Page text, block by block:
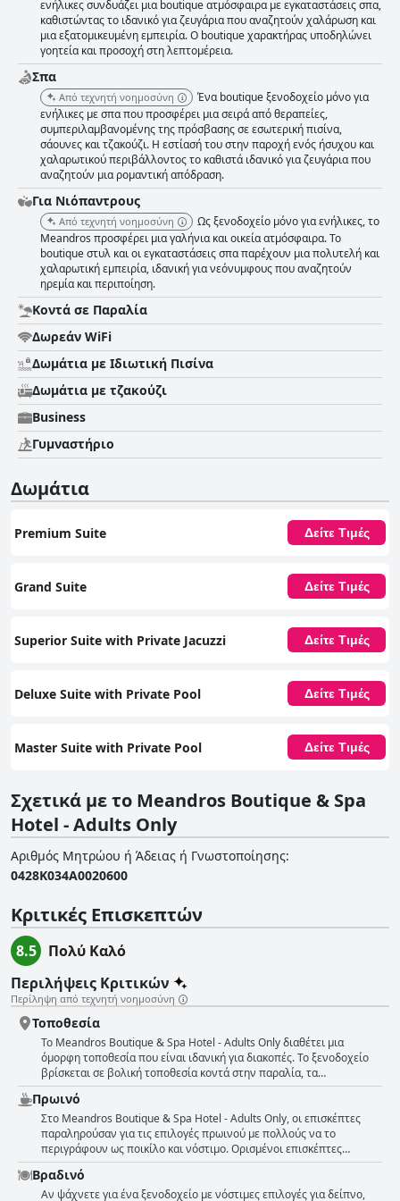
ενήλικες συνδυάζει μια boutique ατμόσφαιρα με εγκαταστάσεις σπα,
καθιστώντας το ιδανικό για ζευγάρια που αναζητούν χαλάρωση και
μια εξατομικευμένη εμπειρία. Ο boutique χαρακτήρας υποδηλώνει
γοητεία και προσοχή στη λεπτομέρεια.
Σπα
Από τεχνητή νοημοσύνη
Ένα boutique ξενοδοχείο μόνο για
ενήλικες με σπα που προσφέρει μια σειρά από θεραπείες,
συμπεριλαμβανομένης της πρόσβασης σε εσωτερική πισίνα,
σάουνες και τζακούζι. Η εστίασή του στην παροχή ενός ήσυχου και
χαλαρωτικού περιβάλλοντος το καθιστά ιδανικό για ζευγάρια που
αναζητούν μια ρομαντική απόδραση.
Για Νιόπαντρους
Από τεχνητή νοημοσύνη
Ως ξενοδοχείο μόνο για ενήλικες, το
Meandros προσφέρει μια γαλήνια και οικεία ατμόσφαιρα. Το
boutique στυλ και οι εγκαταστάσεις σπα παρέχουν μια πολυτελή και
χαλαρωτική εμπειρία, ιδανική για νεόνυμφους που αναζητούν
ηρεμία και περιποίηση.
Κοντά σε Παραλία
Δωρεάν WiFi
Δωμάτια με Ιδιωτική Πισίνα
Δωμάτια με τζακούζι
Business
Γυμναστήριο
Δωμάτια
Premium Suite Δείτε Τιμές
Grand Suite Δείτε Τιμές
Superior Suite with Private Jacuzzi Δείτε Τιμές
Deluxe Suite with Private Pool Δείτε Τιμές
Master Suite with Private Pool Δείτε Τιμές
Σχετικά με το Meandros Boutique & Spa
Hotel - Adults Only
Αριθμός Μητρώου ή Άδειας ή Γνωστοποίησης:
0428Κ034Α0020600
Κριτικές Επισκεπτών
8.5
Πολύ Καλό
Περιλήψεις Κριτικών
Περίληψη από τεχνητή νοημοσύνη
Τοποθεσία
Το Meandros Boutique & Spa Hotel - Adults Only διαθέτει μια
όμορφη τοποθεσία που είναι ιδανική για διακοπές. Το ξενοδοχείο
βρίσκεται σε βολική τοποθεσία κοντά στην παραλία, τα
καταστήματα, τα εστιατόρια και την κεντρική περιοχή, καθιστώντας
το ιδανικό μέρος για διαμονή. Το μέγεθος των δωματίων σε
συνδυασμό με την τοποθεσία του ξενοδοχείου είναι επίσης άξιο
αναφοράς, καθώς οι επισκέπτες έχουν εύκολη πρόσβαση στη
Ζάκυνθο, το Λαγανά και την πόλη της Ζακύνθου. Επιπλέον, η
παραλία βρίσκεται σε μικρή απόσταση με τα πόδια και υπάρχει
πάρκινγκ για να μπορούν οι επισκέπτες του ξενοδοχείου να
σταθμεύουν εύκολα τα αυτοκίνητά τους. Παρόλο που το ξενοδοχείο
Πρωινό
Στο Meandros Boutique & Spa Hotel - Adults Only, οι επισκέπτες
παραληρούσαν για τις επιλογές πρωινού με πολλούς να το
περιγράφουν ως ποικίλο και νόστιμο. Ορισμένοι επισκέπτες
επαίνεσαν ακόμη τη γωνιά με τις ελληνικές σπεσιαλιτέ και τις
φρεσκομαγειρεμένες καθημερινές επιλογές. Ο μπουφές φαγητού
του ξενοδοχείου ήταν επίσης πολύ αγαπητός με πολλούς
Βραδινό
Αν ψάχνετε για ένα ξενοδοχείο με νόστιμες επιλογές για δείπνο,